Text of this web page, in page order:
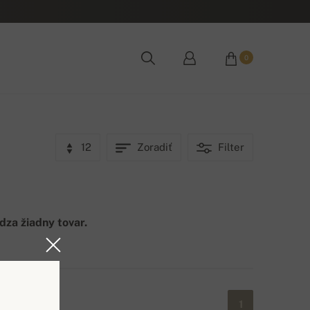
0
12 Zoradiť Filter
žiadny tovar.